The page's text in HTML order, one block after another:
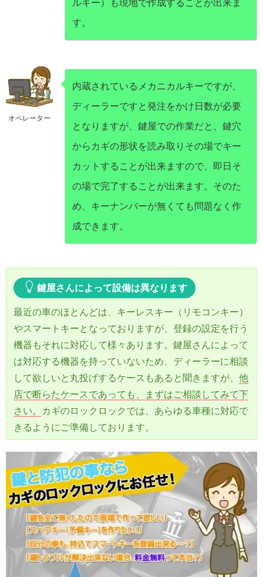
ルキー）も現地で作成することが出来ま
す。
オペレーター
内蔵されているメカニカルキーですが、
ディーラーですと発注をかけ日数が必要
となりますが、鍵屋での作業だと、鍵穴
からカギの形状を読み取りその場でキー
カットすることが出来ますので、即日そ
の場で完了することが出来ます。そのた
め、キーナンバーが無くても問題なく作
成できます。
鍵屋さんによって設備は異なります
最近の車のほとんどは、キーレスキー（リモコンキー）
やスマートキーとなっておりますが、登録の設定を行う
機器もそれに対応して様々あります。鍵屋さんによって
は対応する機器を持っていないため、ディーラーに相談
して欲しいと丸投げするケースもあると聞きますが、 他
店で断らたケースであっても、まずはご相談してみて下
さい。
カギのロックロックでは、あらゆる車種に対応で
きるようにご準備しております。